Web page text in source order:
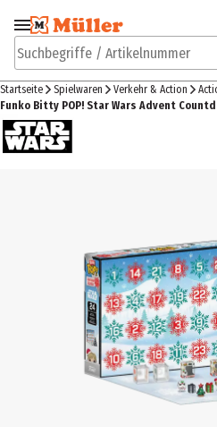
Zur Navigation
springen
Suchbegriffe / Artikelnummer
Startseite Spielwaren Verkehr & Action
Funko Bitty POP! Star Wars Advent